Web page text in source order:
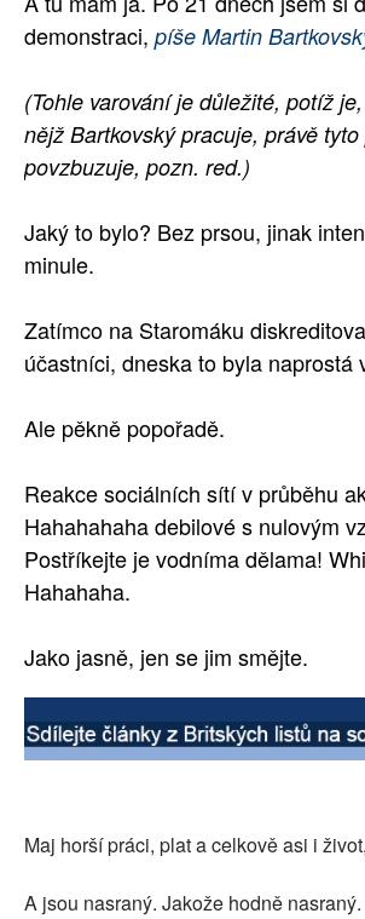
SOCIÁLNÍ SÍTĚ
PLNÁ VERZE STRÁNEK
demonstraci, píše Martin
(Tohle varování je důležité, potíž
nějž Bartkovský pracuje, právě
povzbuzuje, pozn. red.)
Jaký to bylo? Bez prsou, jinak
minule.
Zatímco na Staromáku
účastníci, dneska to byla naprostá
Ale pěkně popořadě.
Reakce sociálních sítí v průběhu
Hahahahaha debilové s nulovým
Postříkejte je vodníma dělama!
Hahahaha.
Jako jasně, jen se jim smějte.
Maj horší práci, plat a celkově asi i
A jsou nasraný. Jakože hodně nasraný.